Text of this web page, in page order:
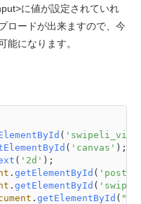
に値が設定されていれ
ロードが出来ますので、今
能になります。
(
( 'canvas'
( '2d'
. getElementById (
. getElementById (
. getElementById (